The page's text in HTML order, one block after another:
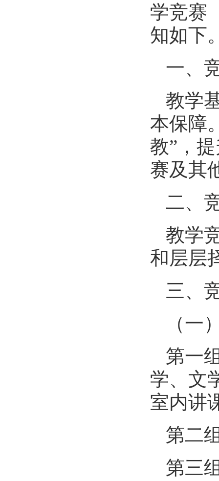
学竞赛
知如下
一、
教学
本保障
教”，
赛及其
二、
教学
和层层
三、
（一
第一
学、文
室内讲
第二
第三